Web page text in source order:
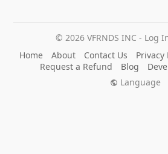
© 2026 VFRNDS INC - Log
Home
About Contact Us Privacy
Request a Refund
Blog
Language